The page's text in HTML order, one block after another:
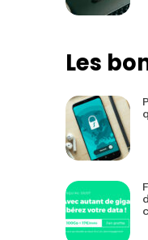
Les